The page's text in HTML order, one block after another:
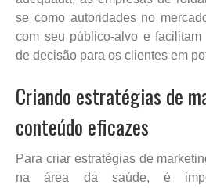
se como autoridades no
com seu público-alvo e
de decisão para os clientes em
Criando estratégias de
conteúdo eficazes
Para criar estratégias de
na área da saúde, é